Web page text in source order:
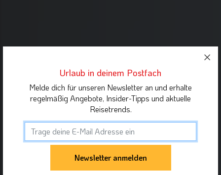
Urlaub in deinem Postfach
Melde dich für unseren Newsletter an und erhalte
regelmäßig Angebote, Insider-Tipps und aktuelle
Reisetrends.